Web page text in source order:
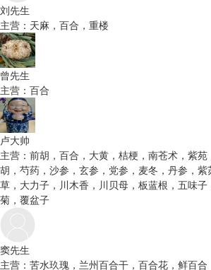
刘先生
主营：天麻，百合，重楼
曾先生
主营：百合
卢大帅
主营：前胡，百合，大黄，桔梗，南苍术，紫
胡，芍药，沙参，玄参，党参，麦冬，丹参，
草，大力子，川木香，川贝母，板蓝根，五味
菊，覆盆子
窦先生
主营：苦水玖瑰，兰州百合干，百合花，鲜百合